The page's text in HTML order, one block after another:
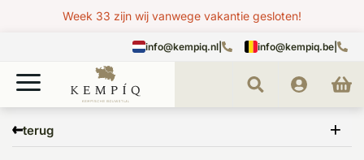
Week 33 zijn wij vanwege vakantie gesloten!
info@kempiq.nl info@kempiq.be
terug
blauw gezoet